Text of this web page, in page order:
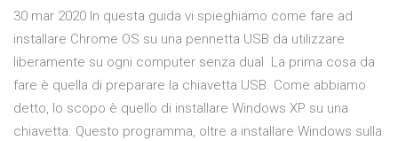
30 mar 2020 In questa guida vi spieghiamo come fare ad
installare Chrome OS su una pennetta USB da utilizzare
liberamente su ogni computer senza dual La prima cosa da
fare è quella di preparare la chiavetta USB. Come abbiamo
detto, lo scopo è quello di installare Windows XP su una
chiavetta. Questo programma, oltre a installare Windows sulla